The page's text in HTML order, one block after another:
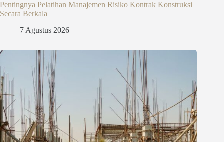
Pentingnya Pelatihan Manajemen Risiko Kontrak Konstruksi
Secara Berkala
7 Agustus 2026